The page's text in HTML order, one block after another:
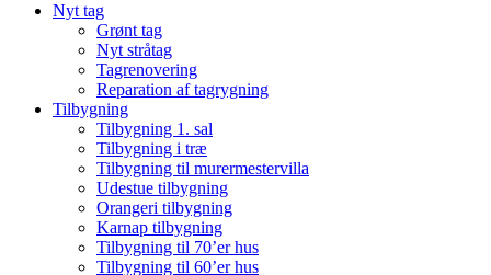
Nyt tag
Grønt tag
Nyt stråtag
Tagrenovering
Reparation af tagrygning
Tilbygning
Tilbygning 1. sal
Tilbygning i træ
Tilbygning til murermestervilla
Udestue tilbygning
Orangeri tilbygning
Karnap tilbygning
Tilbygning til 70’er hus
Tilbygning til 60’er hus